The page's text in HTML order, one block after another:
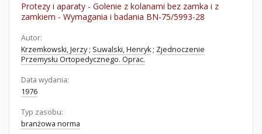
Protezy i aparaty - Golenie z kolanami bez zamka i z
zamkiem - Wymagania i badania BN-75/5993-28
Autor:
Krzemkowski, Jerzy ; Suwalski, Henryk ; Zjednoczenie
Przemysłu Ortopedycznego. Oprac.
Data wydania:
1976
Typ zasobu:
branżowa norma